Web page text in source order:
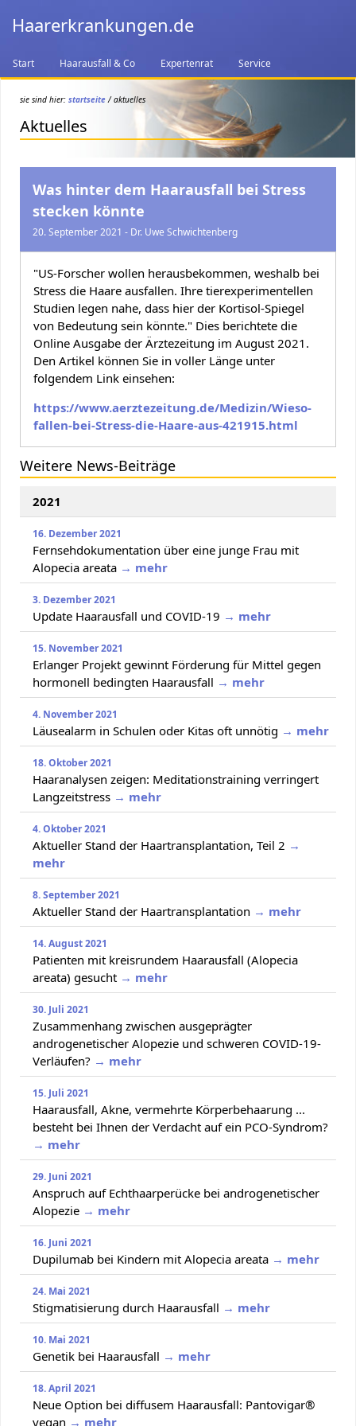
Haarerkrankungen.de
Start Haarausfall & Co Expertenrat Service
sie sind hier: startseite/ aktuelles
Aktuelles
Was hinter dem Haarausfall bei Stress
stecken könnte
20. September 2021 - Dr. Uwe Schwichtenberg
"US-Forscher wollen herausbekommen, weshalb bei
Stress die Haare ausfallen. Ihre tierexperimentellen
Studien legen nahe, dass hier der Kortisol-Spiegel
von Bedeutung sein könnte." Dies berichtete die
Online Ausgabe der Ärztezeitung im August 2021.
Den Artikel können Sie in voller Länge unter
folgendem Link einsehen:
https://www.aerztezeitung.de/Medizin/Wieso-
fallen-bei-Stress-die-Haare-aus-421915.html
Weitere News-Beiträge
2021
16. Dezember 2021
Fernsehdokumentation über eine junge Frau mit
Alopecia areata → mehr
3. Dezember 2021
Update Haarausfall und COVID-19 → mehr
15. November 2021
Erlanger Projekt gewinnt Förderung für Mittel gegen
hormonell bedingten Haarausfall → mehr
4. November 2021
Läusealarm in Schulen oder Kitas oft unnötig → mehr
18. Oktober 2021
Haaranalysen zeigen: Meditationstraining verringert
Langzeitstress → mehr
4. Oktober 2021
Aktueller Stand der Haartransplantation, Teil 2 →
mehr
8. September 2021
Aktueller Stand der Haartransplantation → mehr
14. August 2021
Patienten mit kreisrundem Haarausfall (Alopecia
areata) gesucht → mehr
30. Juli 2021
Zusammenhang zwischen ausgeprägter
androgenetischer Alopezie und schweren COVID-19-
Verläufen? → mehr
15. Juli 2021
Haarausfall, Akne, vermehrte Körperbehaarung ...
besteht bei Ihnen der Verdacht auf ein PCO-Syndrom?
→ mehr
29. Juni 2021
Anspruch auf Echthaarperücke bei androgenetischer
Alopezie → mehr
16. Juni 2021
Dupilumab bei Kindern mit Alopecia areata → mehr
24. Mai 2021
Stigmatisierung durch Haarausfall → mehr
10. Mai 2021
Genetik bei Haarausfall → mehr
18. April 2021
Neue Option bei diffusem Haarausfall: Pantovigar®
vegan → mehr